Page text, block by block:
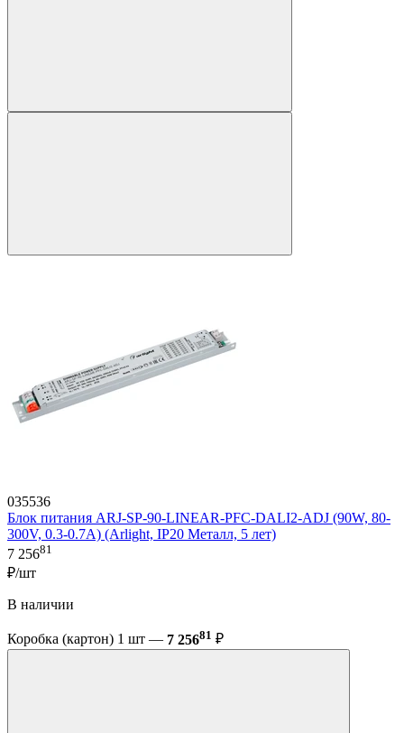
035536
Блок питания ARJ-SP-90-LINEAR-PFC-DALI2-ADJ (90W, 80-
300V, 0.3-0.7A) (Arlight, IP20 Металл, 5 лет)
7 25681
₽/шт
В наличии
Коробка (картон) 1 шт — 7 25681 ₽